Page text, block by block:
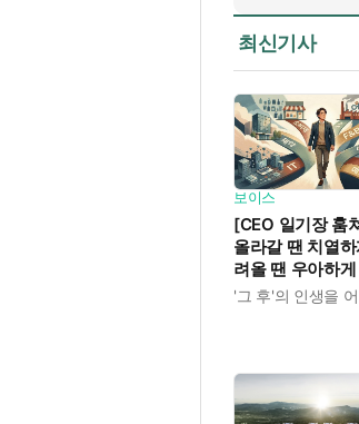
최신기사
보이스
[CEO 일기장 훔
올라갈 땐 치열하
려올 땐 우아하게
의 커리어 설계법